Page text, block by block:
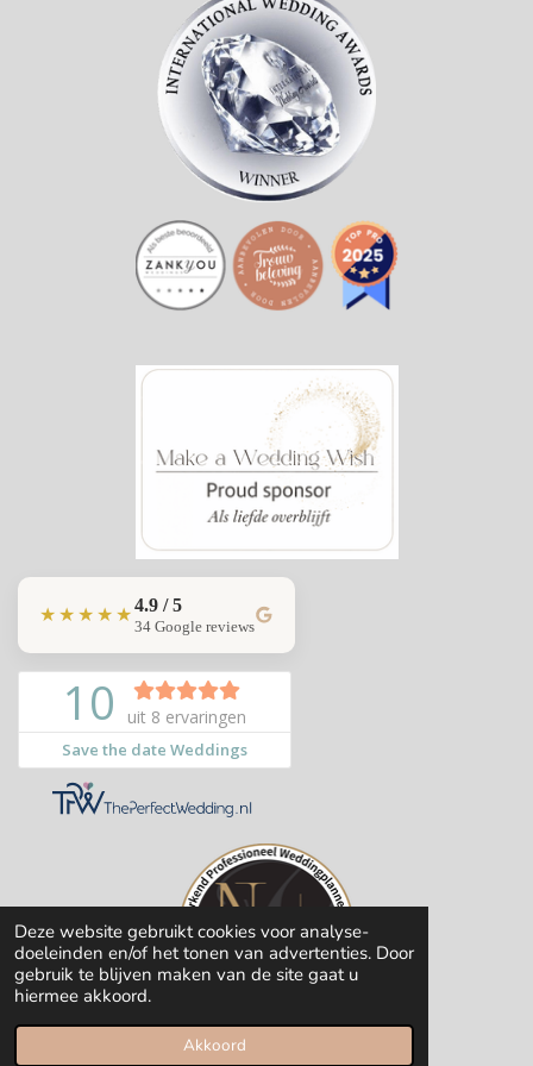
Deze website gebruikt cookies voor analyse-
doeleinden en/of het tonen van advertenties. Door
gebruik te blijven maken van de site gaat u
hiermee akkoord.
Akkoord
★★★★★4.9 / 5
34 Google reviews
© 2020-2026 Save the date Weddings